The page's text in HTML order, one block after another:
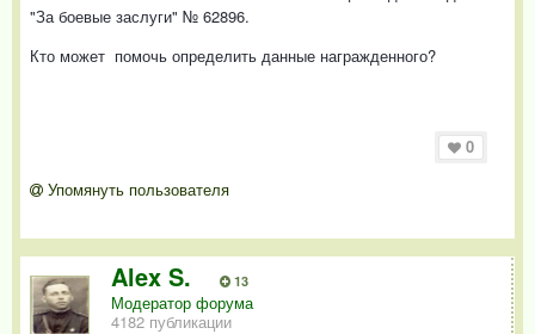
"За боевые заслуги" № 62896.
Кто может помочь определить данные награжденного?
0
Упомянуть пользователя
Alex S. 13
Модератор форума
4182 публикации